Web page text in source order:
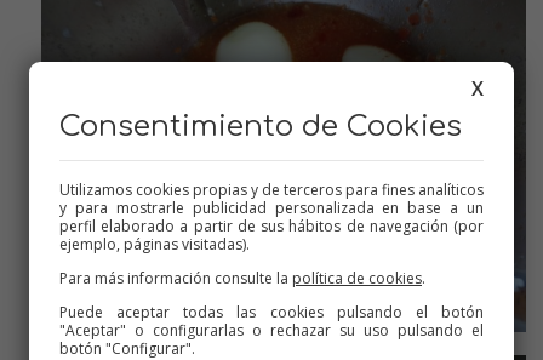
X
Consentimiento de Cookies
Utilizamos cookies propias y de terceros para fines analíticos
y para mostrarle publicidad personalizada en base a un
perfil elaborado a partir de sus hábitos de navegación (por
ejemplo, páginas visitadas).
Para más información consulte la política de cookies.
Puede aceptar todas las cookies pulsando el botón
"Aceptar" o configurarlas o rechazar su uso pulsando el
botón "Configurar".